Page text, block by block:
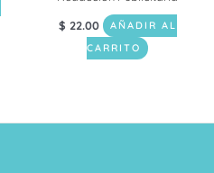
$ 22.00
AÑADIR AL
CARRITO